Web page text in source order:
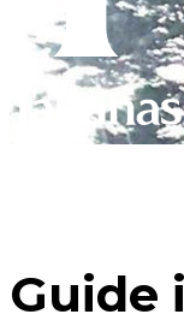
Guide